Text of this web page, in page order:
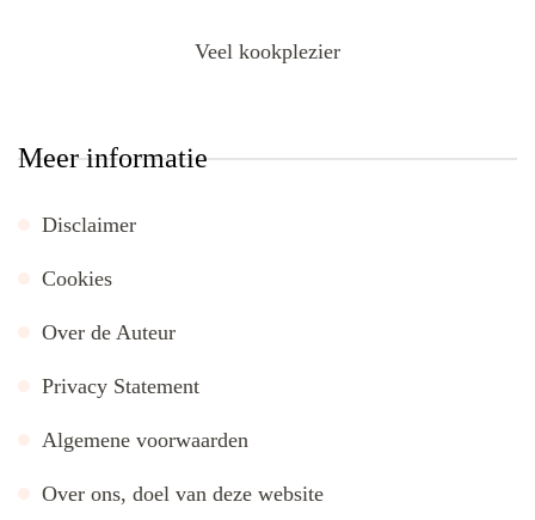
Veel kookplezier
Meer informatie
Disclaimer
Cookies
Over de Auteur
Privacy Statement
Algemene voorwaarden
Over ons, doel van deze website